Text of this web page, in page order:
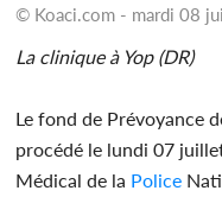
© Koaci.com - mardi 08
La clinique à Yop (DR)
Le fond de Prévoyance
procédé le lundi 07
Médical de la Police